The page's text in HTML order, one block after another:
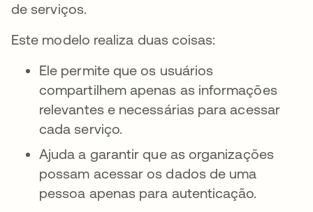
de serviços.
Este modelo realiza duas coisas:
Ele permite que os usuários
compartilhem apenas as informações
relevantes e necessárias para acessar
cada serviço.
Ajuda a garantir que as organizações
possam acessar os dados de uma
pessoa apenas para autenticação.